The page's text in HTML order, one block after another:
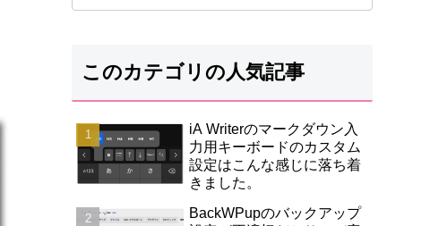
このカテゴリの人気記事
iA Writerのマークダウン入
力用キーボードのカスタム
設定はこんな感じに落ち着
きました。
BackWPupのバックアップ